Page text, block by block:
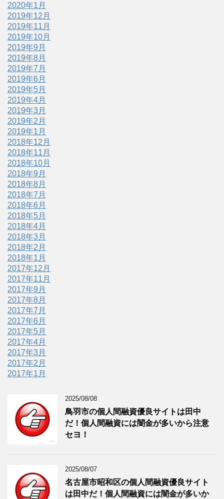
2020年1月
2019年12月
2019年11月
2019年10月
2019年9月
2019年8月
2019年7月
2019年6月
2019年5月
2019年4月
2019年3月
2019年2月
2019年1月
2018年12月
2018年11月
2018年10月
2018年9月
2018年8月
2018年7月
2018年6月
2018年5月
2018年4月
2018年3月
2018年2月
2018年1月
2017年12月
2017年11月
2017年9月
2017年8月
2017年7月
2017年6月
2017年5月
2017年4月
2017年3月
2017年2月
2017年1月
2025/08/08
鳥羽市の個人間融資優良サイトは田中
だ！個人間融資には闇金が多いから注意
セヨ！
2025/08/07
名古屋市昭和区の個人間融資優良サイト
は田中だ！個人間融資には闇金が多いか